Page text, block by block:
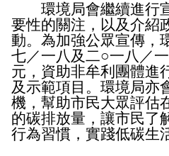
環境局會繼續進行宣
要性的關注，以及介紹
動。為加強公眾宣傳，
七／一八及二○一八／
元，資助非牟利團體進
及示範項目。環境局亦
機，幫助市民大眾評估
的碳排放量，讓市民了
行為習慣，實踐低碳生